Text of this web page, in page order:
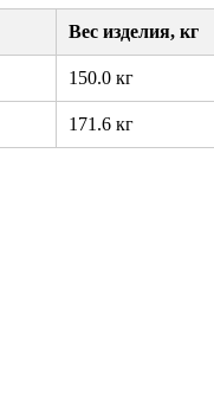
Вес изделия, кг
150.0 кг
171.6 кг